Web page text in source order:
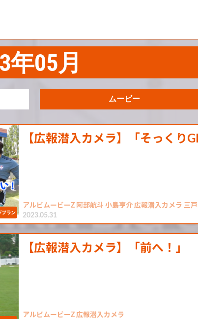
年05月
ムービー
【広報潜入カメラ】「そっくり
アルビムービーZ 阿部航斗 小島亨介 広報潜入カメラ 三
2023.05.31
【広報潜入カメラ】「前へ！」
アルビムービーZ 広報潜入カメラ